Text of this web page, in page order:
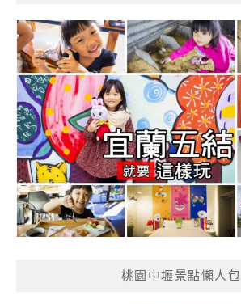
桃園中壢景點懶人包